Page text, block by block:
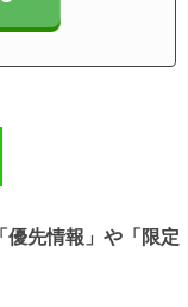
優先情報」や「限定